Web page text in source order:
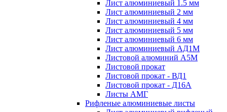
Лист алюминиевый 1.5 мм
Лист алюминиевый 2 мм
Лист алюминиевый 4 мм
Лист алюминиевый 5 мм
Лист алюминиевый 6 мм
Лист алюминиевый АД1М
Листовой алюминий А5М
Листовой прокат
Листовой прокат - ВД1
Листовой прокат - Д16А
Листы АМГ
Рифленые алюминиевые листы